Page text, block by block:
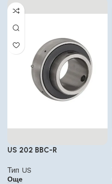
US 202 BBC-R
Тип US
Още